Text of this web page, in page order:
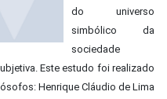
do universo
simbólico da
sociedade
Este estudo foi realizado
Henrique Cláudio de Lima